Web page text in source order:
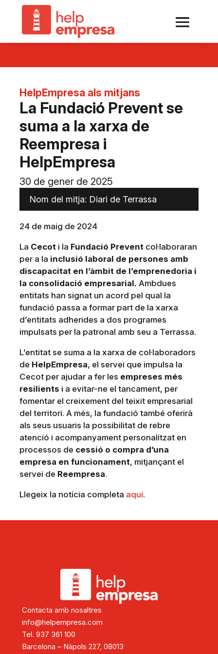
HelpEmpresa als mitjans
La Fundació Prevent se
suma a la xarxa de
Reempresa i
HelpEmpresa
30 de gener de 2025
Nom del mitja: Diari de Terrassa
24 de maig de 2024
La Cecot i la Fundació Prevent col·laboraran
per a la inclusió laboral de persones amb
discapacitat en l’àmbit de l’emprenedoria i
la consolidació empresarial. Ambdues
entitats han signat un acord pel qual la
fundació passa a formar part de la xarxa
d’entitats adherides a dos programes
impulsats per la patronal amb seu a Terrassa.
L’entitat se suma a la xarxa de col·laboradors
de HelpEmpresa, el servei que impulsa la
Cecot per ajudar a fer les empreses més
resilients i a evitar-ne el tancament, per
fomentar el creixement del teixit empresarial
del territori. A més, la fundació també oferirà
als seus usuaris la possibilitat de rebre
atenció i acompanyament personalitzat en
processos de cessió o compra d’una
empresa en funcionament, mitjançant el
servei de Reempresa.
Llegeix la notícia completa aquí.
Contacta amb nosaltres
info@helpempresa.com
Tel. 937 361 100
Barcelona – Nàpols 227, 08013